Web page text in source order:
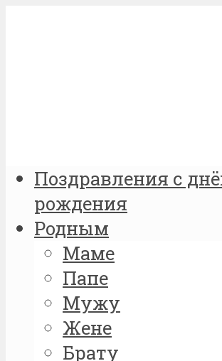
Поздравления с
рождения
Родным
Маме
Папе
Мужу
Жене
Брату